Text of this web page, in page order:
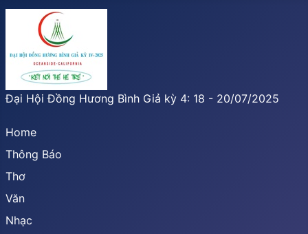
Đại Hội Đồng Hương Bình Giả kỳ 4: 18 - 20/07/2025
Home
Thông Báo
Thơ
Văn
Nhạc